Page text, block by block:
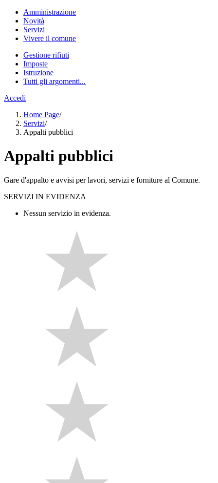
Amministrazione
Novità
Servizi
Vivere il comune
Gestione rifiuti
Imposte
Istruzione
Tutti gli argomenti...
Accedi
Home Page/
Servizi/
Appalti pubblici
Appalti pubblici
Gare d'appalto e avvisi per lavori, servizi e forniture al Comune.
SERVIZI IN EVIDENZA
Nessun servizio in evidenza.